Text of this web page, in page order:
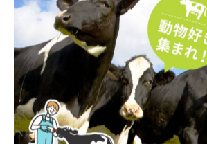
くりの一環として、酪農体験や資源循
推進されています。こうした取り組み
上や次世代への環境教育にもつながり
社会の形成に大きく寄与します。